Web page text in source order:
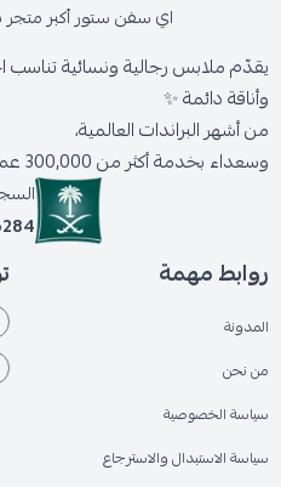
اي سفن ستور أكبر
يقدّم ملابس رجالية ونسائية
وأناقة دائمة ✨
من أشهر البراندات العالمية،
وسعداء بخدمة أكثر من 300,000 عميل حول المملكة.
روابط مهمة
المدونة
من نحن
سياسة الخصوصية
سياسة الاستبدال والاسترجاع